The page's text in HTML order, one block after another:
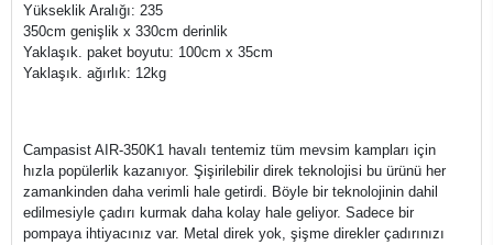
Yükseklik Aralığı: 235
350cm genişlik x 330cm derinlik
Yaklaşık. paket boyutu: 100cm x 35cm
Yaklaşık. ağırlık: 12kg
Campasist AIR-350K1 havalı tentemiz tüm mevsim kampları için
hızla popülerlik kazanıyor. Şişirilebilir direk teknolojisi bu ürünü her
zamankinden daha verimli hale getirdi. Böyle bir teknolojinin dahil
edilmesiyle çadırı kurmak daha kolay hale geliyor. Sadece bir
pompaya ihtiyacınız var. Metal direk yok, şişme direkler çadırınızı